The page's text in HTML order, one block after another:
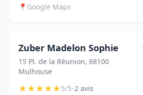
📍 Google Maps
Zuber Madelon Sophie
15 Pl. de la Réunion, 68100
Mulhouse
★★★★★5/5•2 avis